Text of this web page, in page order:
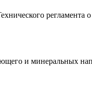
регламента
и минеральных